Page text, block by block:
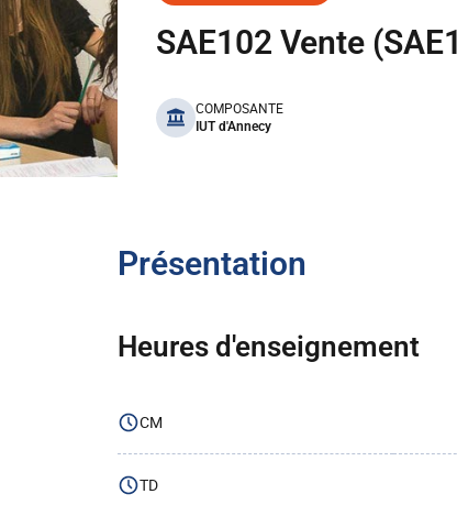
SAE102 Vente
benefits
COMPOSANTE
IUT d'Annecy
Présentation
Heures d'enseignement
CM
TD